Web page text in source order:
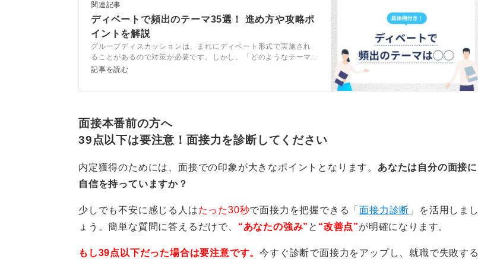
るからです。
たとえば、外部のお客様に製品を買ってもらうときも、他部門に仕事を依頼する
ときも、論理的に説明して相手に納得してもらわねばまったく進みません。こう
した姿勢が見えるのがディベートです。
自分なりの根拠をもった解釈ができるようになります。
り根拠もデータも理屈も無いのに自分の意見を押し通すことがもっともNGだと
覚えておきましょう。
0
関連記事
ディベートで頻出のテーマ35選！ 進め方や攻略ポ
イントを解説
グループディスカッションは、まれにディベート形式で実施され
ることがあるので対策が必要です。しかし、「どのようなテーマ
が出題されるのだろう……」「どんな対策をすれば良いのだろ
記事を読む
面接本番前の方へ
39点以下は要注意！面接力を診断してください
内定獲得のためには、面接での印象が大きなポイントとなります。 あなたは自分の面接に
自信を持っていますか？
少しでも不安に感じる人はたった30秒で面接力を把握できる「面接力診断 」を活用しまし
ょう。簡単な質問に答えるだけで、 “あなたの強み” と “改善点”が明確になります。
もし39点以下だった場合は要注意です。今すぐ診断で面接力をアップし、就職で失敗する